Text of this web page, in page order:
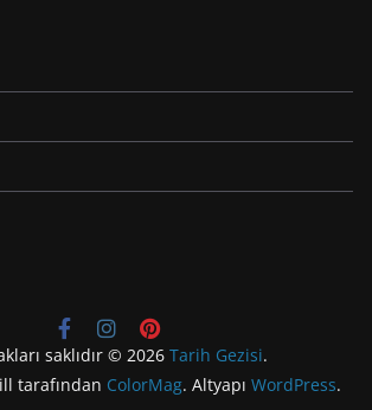
saklıdır © 2026 Tarih Gezisi.
tarafından ColorMag. Altyapı WordPress.